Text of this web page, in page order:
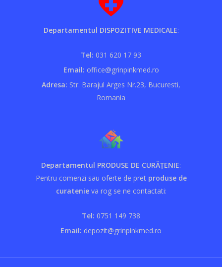
Departamentul DISPOZITIVE MEDICALE:
Tel: 031 620 17 93
Email: office@grinpinkmed.ro
Adresa: Str. Barajul Arges Nr.23, Bucuresti,
Romania
Departamentul PRODUSE DE CURĂȚENIE:
Pentru comenzi sau oferte de pret produse de
curatenieva rog se ne contactati:
Tel: 0751 149 738
Email: depozit@grinpinkmed.ro